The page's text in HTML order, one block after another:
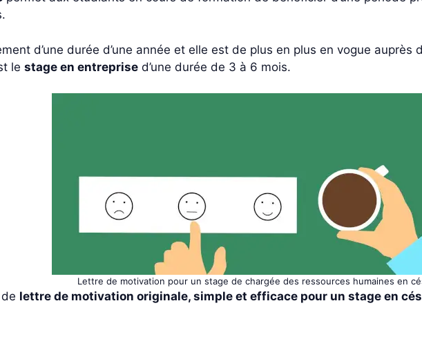
d’une durée d’une année et elle est de plus en plus en vogue
le stage en entreprise d’une durée de 3 à 6 mois.
Lettre de motivation pour un stage de chargée des ressources humaines en
lettre de motivation originale, simple et efficace pour un stage en